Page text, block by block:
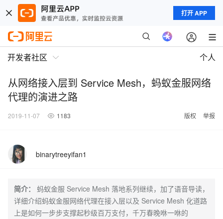
打开 APP
开发者社区 个人
从网络接入层到 Service Mesh，蚂蚁金服网络
代理的演进之路
2019-11-07 1183 版权 举报
binarytreeyifan1
简介：
蚂蚁金服 Service Mesh 落地系列继续，加了语音导读，
详细介绍蚂蚁金服网络代理在接入层以及 Service Mesh 化道路
上是如何一步步支撑起秒级百万支付，千万春晚咻一咻的